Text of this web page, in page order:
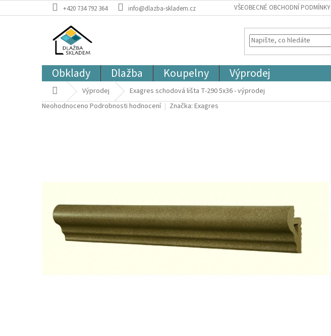
na
+420 734 792 364 info@dlazba-skladem.cz VŠEOBECNÉ OBCHODNÍ PODMÍNKY
Obklady Dlažba Koupelny Výprodej
Domů Výprodej
Exagres schodová lišta T-290 5x36 - výprodej
Průměrné
Neohodnoceno Podrobnosti hodnocení Značka: Exagres